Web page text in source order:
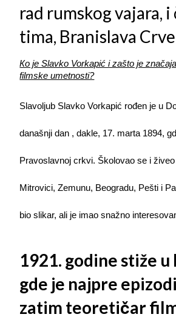
rad rumskog vajara,
tima, Branislava
Кo je Slavko Vorkapić i zašto je
filmske umetnosti?
Slavoljub Slavko Vorkapić rođen je u
današnji dan , dakle, 17. marta 1894,
Pravoslavnoj crkvi. Školovao se i
Mitrovici, Zemunu, Beogradu, Pešti i
bio slikar, ali je imao snažno
1921. godine stiže
gde je najpre
zatim teoretičar